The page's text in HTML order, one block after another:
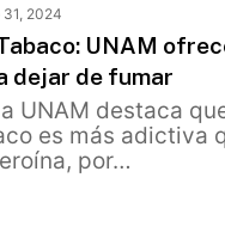
31, 2024
UNAM
dejar de fumar
UNAM destaca
es más adictiva
por…